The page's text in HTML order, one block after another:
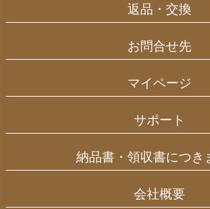
返品・交換
お問合せ先
マイページ
サポート
納品書・領収書につき
会社概要